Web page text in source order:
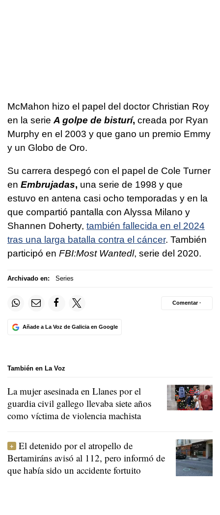
McMahon hizo el papel del doctor Christian Roy
en la serie A golpe de bisturí, creada por Ryan
Murphy en el 2003 y que gano un premio Emmy
y un Globo de Oro.
Su carrera despegó con el papel de Cole Turner
en Embrujadas, una serie de 1998 y que
estuvo en antena casi ocho temporadas y en la
que compartió pantalla con Alyssa Milano y
Shannen Doherty, también fallecida en el 2024
tras una larga batalla contra el cáncer. También
participó en FBI:Most Wantedl, serie del 2020.
Archivado en: Series
Añade a La Voz de Galicia en Google
Comentar ·
También en La Voz
La mujer asesinada en Llanes por el
guardia civil gallego llevaba siete años
como víctima de violencia machista
El detenido por el atropello de
Bertamiráns avisó al 112, pero informó de
que había sido un accidente fortuito